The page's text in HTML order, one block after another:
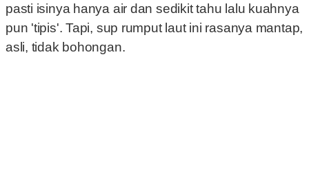
pasti isinya hanya air dan sedikit tahu lalu kuahnya
pun 'tipis'. Tapi, sup rumput laut ini rasanya mantap,
asli, tidak bohongan.